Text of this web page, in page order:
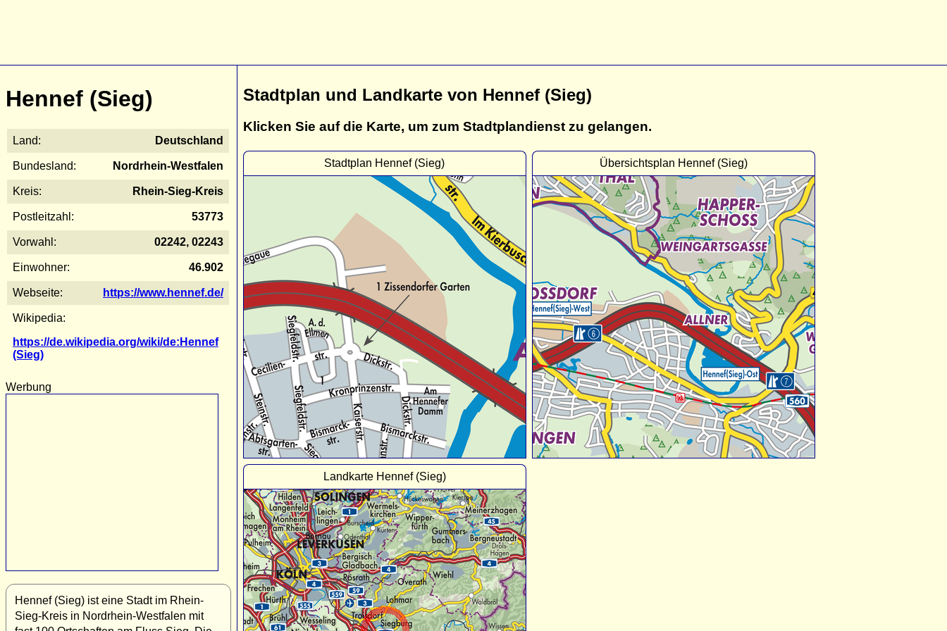
Hennef (Sieg)
Land: Deutschland
Bundesland: Nordrhein-Westfalen
Kreis: Rhein-Sieg-Kreis
Postleitzahl: 53773
Vorwahl: 02242, 02243
Einwohner: 46.902
Webseite: https://www.hennef.de/
Wikipedia:
https://de.wikipedia.org/wiki/de:Hennef
(Sieg)
Werbung
Hennef (Sieg) ist eine Stadt im Rhein-
Sieg-Kreis in Nordrhein-Westfalen mit
Stadtplan und Landkarte von Hennef (Sieg)
Klicken Sie auf die Karte, um zum Stadtplandienst zu gelangen.
Stadtplan Hennef (Sieg) Übersichtsplan Hennef (Sieg)
Landkarte Hennef (Sieg)